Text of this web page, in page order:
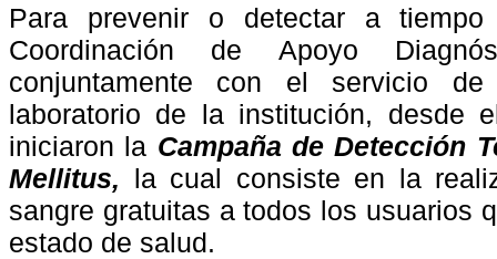
Para prevenir o detectar a
Coordinación de Apoyo
conjuntamente con el servicio
laboratorio de la institución, desde
iniciaron la Campaña de Detección
Mellitus, la cual consiste en la
sangre gratuitas a todos los usuarios
estado de salud.